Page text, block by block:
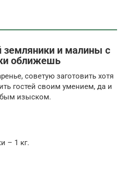
земляники и малины с
оближешь
советую заготовить хотя
гостей своим умением, да и
изыском.
– 1 кг.